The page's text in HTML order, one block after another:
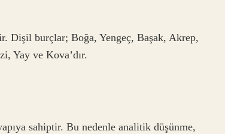
Dişil burçlar; Boğa, Yengeç, Başak, Akrep,
Yay ve Kova’dır.
sahiptir. Bu nedenle analitik düşünme,